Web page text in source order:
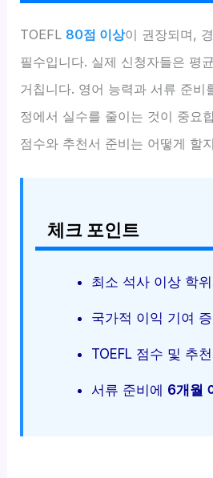
TOEFL 80점 이상이 권장되며,
필수입니다. 실제 신청자들은 평균
거칩니다. 영어 능력과 서류 준비
정에서 실수를 줄이는 것이 중요
점수와 추천서 준비는 어떻게 할
체크 포인트
최소 석사 이상 학
국가적 이익 기여
TOEFL 점수 및 추
서류 준비에 6개월